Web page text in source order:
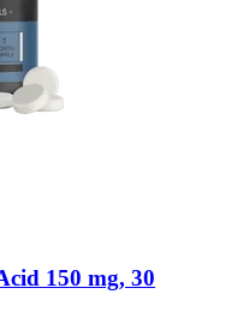
150 mg, 30